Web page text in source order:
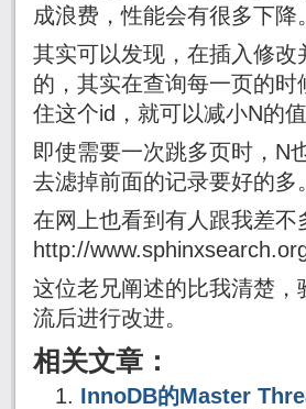
成浪费，性能会有很多下降。
其实可以发现，在插入修
的，其实在查询每一页的
住这个id，就可以减小N的
即使需要一次跳多页时，N
去滤掉前面的记录要好的多。
在网上也看到有人跟我差不
http://
这位老兄阐述的比我清楚
流后进行改进。
相关文章：
InnoDB的Master